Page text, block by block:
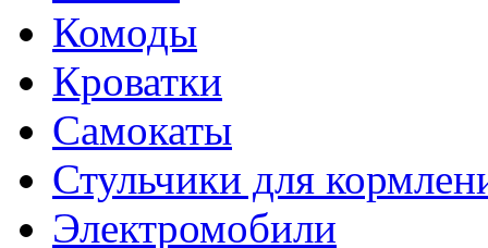
Комоды
Кроватки
Самокаты
Стульчики для
Электромобили